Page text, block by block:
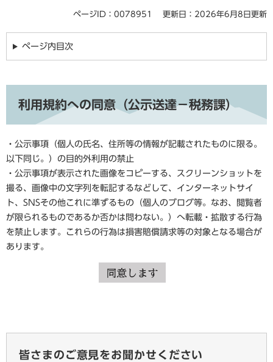
ページID：0078951 更新日：2026年6月8日更新
ページ内目次
利用規約への同意（公示送達－税務課）
・公示事項（個人の氏名、住所等の情報が記載されたものに限る。
以下同じ。）の目的外利用の禁止
・公示事項が表示された画像をコピーする、スクリーンショットを
撮る、画像中の文字列を転記するなどして、インターネットサイ
ト、SNSその他これに準ずるもの（個人のブログ等。なお、閲覧者
が限られるものであるか否かは問わない。）へ転載・拡散する行為
を禁止します。これらの行為は損害賠償請求等の対象となる場合が
あります。
皆さまのご意見をお聞かせください